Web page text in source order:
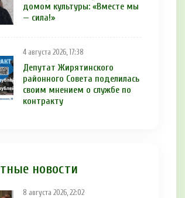
домом культуры: «Вместе мы
— сила!»
4 августа 2026, 17:38
Депутат Жирятинского
районного Совета поделилась
своим мнением о службе по
контракту
новости
8 августа 2026, 22:02